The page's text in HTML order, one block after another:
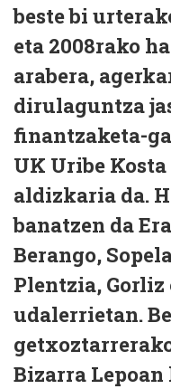
beste bi
eta 2008rako
arabera,
dirulaguntza
finantzaketa-
UK Uribe
aldizkaria da.
banatzen da
Berango,
Plentzia, Gorliz
udalerrietan.
Bizarra